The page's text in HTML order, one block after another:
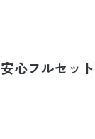
安心フルセット